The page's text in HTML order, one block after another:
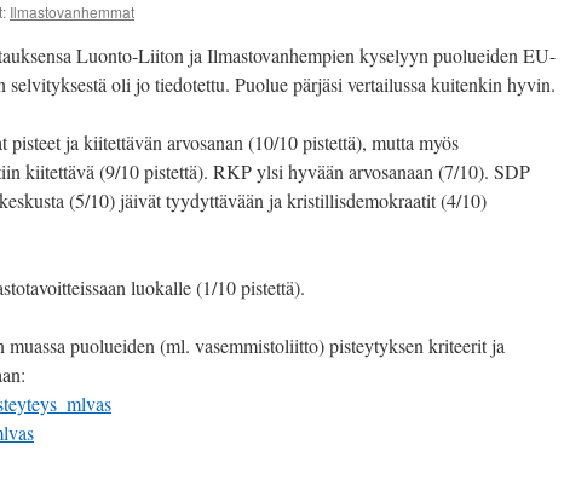
Ilmastovanhemmat
Luonto-Liiton ja Ilmastovanhempien kyselyyn puolueiden EU-
selvityksestä oli jo tiedotettu. Puolue pärjäsi vertailussa kuitenkin hyvin.
pisteet ja kiitettävän arvosanan (10/10 pistettä), mutta myös
kiitettävä (9/10 pistettä). RKP ylsi hyvään arvosanaan (7/10). SDP
(5/10) jäivät tyydyttävään ja kristillisdemokraatit (4/10)
luokalle (1/10 pistettä).
muassa puolueiden (ml. vasemmistoliitto) pisteytyksen kriteerit ja